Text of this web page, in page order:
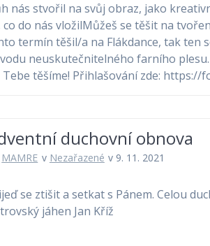
nás stvořil na svůj obraz, jako
co do nás vložilMůžeš se těšit na
termín těšil/a na Flákdance, tak ten
neuskutečnitelného farního
Tebe těšíme! Přihlašování zde: https://
duchovní obnova
MAMRE v Nezařazené v 9. 11. 2021
se ztišit a setkat s Pánem. Celou
jáhen Jan Kříž